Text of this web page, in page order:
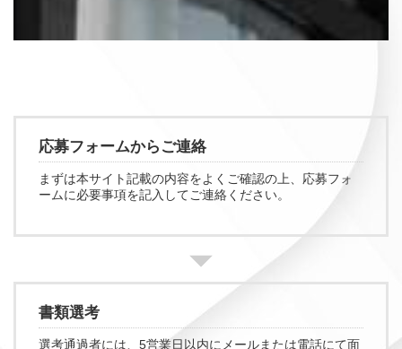
応募フォームからご連絡
まずは本サイト記載の内容をよくご確認の上、応募フォ
ームに必要事項を記入してご連絡ください。
書類選考
選考通過者には、5営業日以内にメールまたは電話にて面